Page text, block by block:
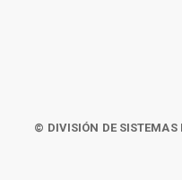
© DIVISIÓN DE SISTEMAS